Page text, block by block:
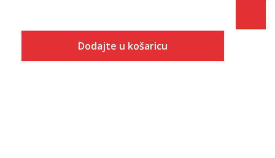
Dodajte u košaricu